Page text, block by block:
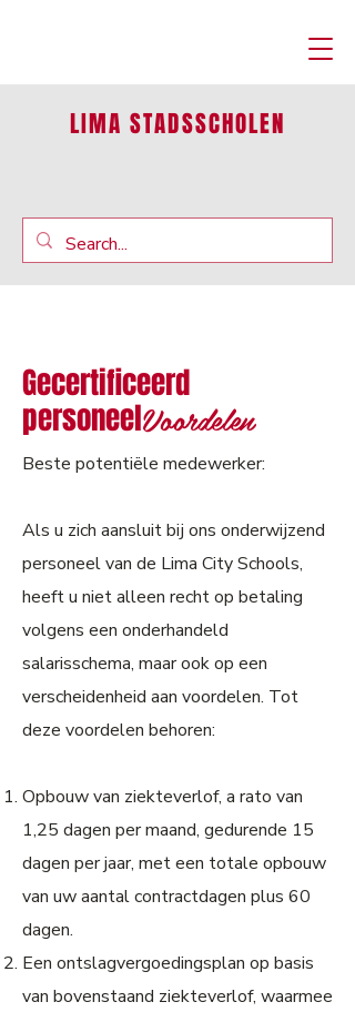
LIMA STADSSCHOLEN
Gecertificeerd
personeelVoordelen
Beste potentiële medewerker:
Als u zich aansluit bij ons onderwijzend
personeel van de Lima City Schools,
heeft u niet alleen recht op betaling
volgens een onderhandeld
salarisschema, maar ook op een
verscheidenheid aan voordelen. Tot
deze voordelen behoren:
Opbouw van ziekteverlof, a rato van
1,25 dagen per maand, gedurende 15
dagen per jaar, met een totale opbouw
van uw aantal contractdagen plus 60
dagen.
Een ontslagvergoedingsplan op basis
van bovenstaand ziekteverlof, waarmee